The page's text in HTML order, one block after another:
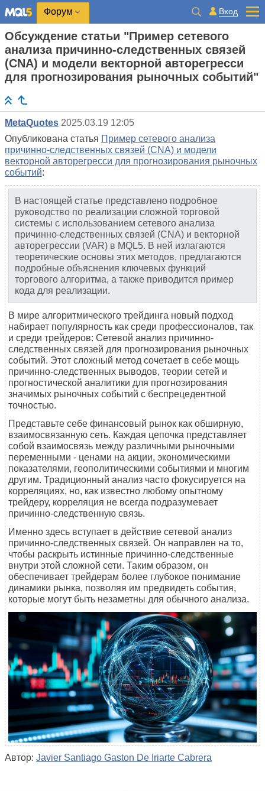
Форум Вход
Обсуждение статьи "Пример сетевого
анализа причинно-следственных связей
(CNA) и модели векторной авторегресси
для прогнозирования рыночных событий"
MetaQuotes 2025.03.19 12:05
Опубликована статья Пример сетевого анализа
причинно-следственных связей (CNA) и модели
векторной авторегресси для прогнозирования рыночных
событий:
В настоящей статье представлено подробное
руководство по реализации сложной торговой
системы с использованием сетевого анализа
причинно-следственных связей (CNA) и векторной
авторегрессии (VAR) в MQL5. В ней излагаются
теоретические основы этих методов, предлагаются
подробные объяснения ключевых функций
торгового алгоритма, а также приводится пример
кода для реализации.
В мире алгоритмического трейдинга новый подход
набирает популярность как среди профессионалов, так
и среди трейдеров: Сетевой анализ причинно-
следственных связей для прогнозирования рыночных
событий. Этот сложный метод сочетает в себе мощь
причинно-следственных выводов, теории сетей и
прогностической аналитики для прогнозирования
значимых рыночных событий с беспрецедентной
точностью.
Представьте себе финансовый рынок как обширную,
взаимосвязанную сеть. Каждая цепочка представляет
собой взаимосвязь между различными рыночными
переменными - ценами на акции, экономическими
показателями, геополитическими событиями и многим
другим. Традиционный анализ часто фокусируется на
корреляциях, но, как известно любому опытному
трейдеру, корреляция не всегда подразумевает
причинно-следственную связь.
Именно здесь вступает в действие сетевой анализ
причинно-следственных связей. Он направлен на то,
чтобы раскрыть истинные причинно-следственные
внутри этой сложной сети. Таким образом, он
обеспечивает трейдерам более глубокое понимание
динамики рынка, позволяя им предвидеть события,
которые могут быть незаметны для обычного анализа.
Автор: Javier Santiago Gaston De Iriarte Cabrera